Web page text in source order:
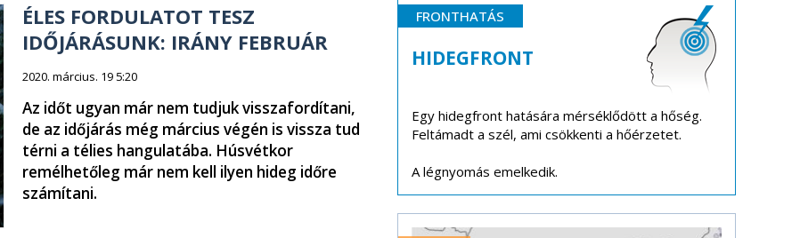
ÉLES FORDULATOT TESZ
IDŐJÁRÁSUNK: IRÁNY FEBRUÁR
2020. március. 19 5:20
Az időt ugyan már nem tudjuk visszafordítani,
de az időjárás még március végén is vissza tud
térni a télies hangulatába. Húsvétkor
remélhetőleg már nem kell ilyen hideg időre
számítani.
FRONTHATÁS
HIDEGFRONT
Egy hidegfront hatására mérséklődött a hőség.
Feltámadt a szél, ami csökkenti a hőérzetet.
A légnyomás emelkedik.